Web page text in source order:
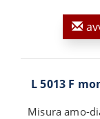
L 5013 F
Misura amo-